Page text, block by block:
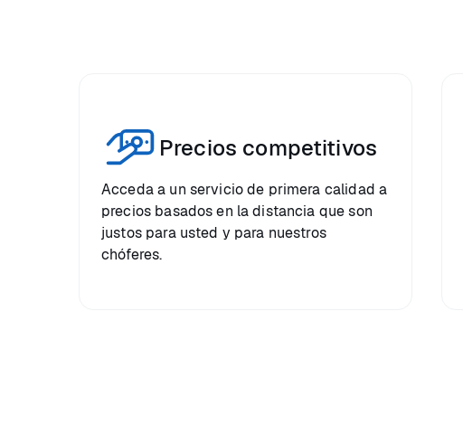
Precios competitivos
Acceda a un servicio de primera calidad a
precios basados en la distancia que son
justos para usted y para nuestros
chóferes.